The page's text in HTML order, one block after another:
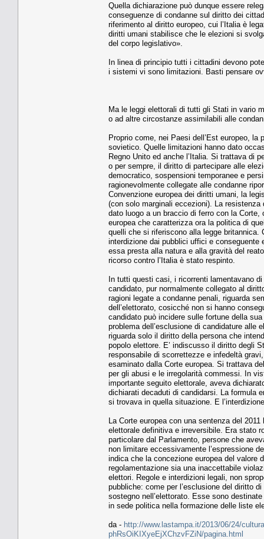
Quella dichiarazione può dunque essere
conseguenze di condanne sul diritto dei
riferimento al diritto europeo, cui l’Italia è
diritti umani stabilisce che le elezioni si
del corpo legislativo».
In linea di principio tutti i cittadini devono
i sistemi vi sono limitazioni. Basti pensare
Ma le leggi elettorali di tutti gli Stati in vario
o ad altre circostanze assimilabili alle
Proprio come, nei Paesi dell’Est europeo,
sovietico. Quelle limitazioni hanno dato
Regno Unito ed anche l’Italia. Si trattava di
o per sempre, il diritto di partecipare alle
democratico, sospensioni temporanee e
ragionevolmente collegate alle condanne
Convenzione europea dei diritti umani, la
(con solo marginali eccezioni). La
dato luogo a un braccio di ferro con la
europea che caratterizza ora la politica di
quelli che si riferiscono alla legge
interdizione dai pubblici uffici e conseguente
essa presta alla natura e alla gravità del
ricorso contro l’Italia è stato respinto.
In tutti questi casi, i ricorrenti lamentavano
candidato, pur normalmente collegato al
ragioni legate a condanne penali, riguarda
dell’elettorato, cosicché non si hanno
candidato può incidere sulle fortune della
problema dell’esclusione di candidature alle
riguarda solo il diritto della persona che
popolo elettore. E’ indiscusso il diritto degli
responsabile di scorrettezze e infedeltà
esaminato dalla Corte europea. Si trattava
per gli abusi e le irregolarità commessi. In
importante seguito elettorale, aveva
dichiarati decaduti di candidarsi. La formula
si trovava in quella situazione. E
La Corte europea con una sentenza del
elettorale definitiva e irreversibile. Era stato
particolare dal Parlamento, persone che
non limitare eccessivamente l’espressione
indica che la concezione europea del valore
regolamentazione sia una inaccettabile
elettori. Regole e interdizioni legali, non
pubbliche: come per l’esclusione del diritto
sostegno nell’elettorato. Esse sono
in sede politica nella formazione delle liste
da - http://www.lastampa.it/2013/06/24/
phRsOiKIXyeEjXChzvFZiN/pagina.html